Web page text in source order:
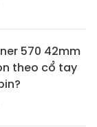
570 42mm
theo cổ tay